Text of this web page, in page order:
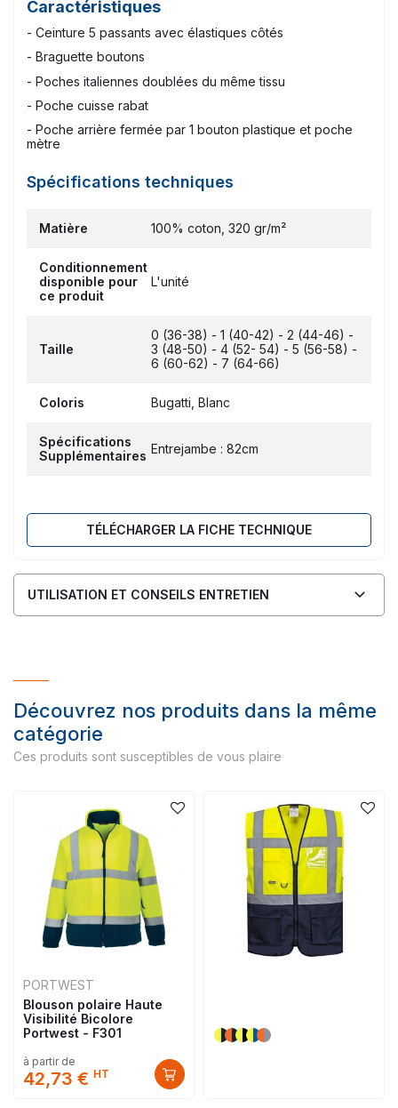
Caractéristiques
- Ceinture 5 passants avec élastiques côtés
- Braguette boutons
- Poches italiennes doublées du même tissu
- Poche cuisse rabat
- Poche arrière fermée par 1 bouton plastique et poche
mètre
Spécifications techniques
Matière 100% coton, 320 gr/m²
Conditionnement
disponible pour
ce produit
L'unité
Taille
0 (36-38) - 1 (40-42) - 2 (44-46) -
3 (48-50) - 4 (52- 54) - 5 (56-58) -
6 (60-62) - 7 (64-66)
Coloris Bugatti, Blanc
Spécifications
Supplémentaires Entrejambe : 82cm
TÉLÉCHARGER LA FICHE TECHNIQUE
UTILISATION ET CONSEILS ENTRETIEN
Découvrez nos produits dans la même
catégorie
Ces produits sont susceptibles de vous plaire
PORTWEST
Blouson polaire Haute
Visibilité Bicolore
Portwest - F301
à partir de
42,73 € HT